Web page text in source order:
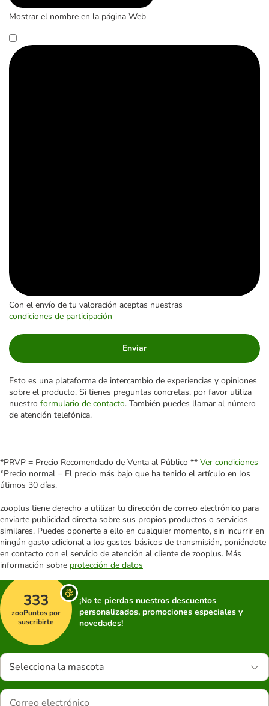
Mostrar el nombre en la página Web
Con el envío de tu valoración aceptas nuestras
condiciones de participación
Enviar
Esto es una plataforma de intercambio de experiencias y opiniones
sobre el producto. Si tienes preguntas concretas, por favor utiliza
nuestro formulario de contacto. También puedes llamar al número
de atención telefónica.
*PRVP = Precio Recomendado de Venta al Público ** Ver condiciones
*Precio normal = El precio más bajo que ha tenido el artículo en los
útimos 30 días.
zooplus tiene derecho a utilizar tu dirección de correo electrónico para
enviarte publicidad directa sobre sus propios productos o servicios
similares. Puedes oponerte a ello en cualquier momento, sin incurrir en
ningún gasto adicional a los gastos básicos de transmisión, poniéndote
en contacto con el servicio de atención al cliente de zooplus. Más
información sobre protección de datos
333
zooPuntos por
suscribirte
¡No te pierdas nuestros descuentos
personalizados, promociones especiales y
novedades!
Selecciona la mascota